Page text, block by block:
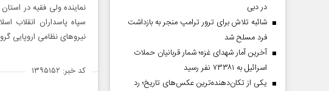
نماینده ولی فقیه در
سپاه پاسداران انقلاب
نیروهای نظامی اروپایی
کد خبر: ۱۳۹۵۱۵۲
در دبی
شائبه تلاش برای ترور ترامپ منجر به بازداشت
فرد مسلح شد
آخرین آمار شهدای غزه؛ شمار قربانیان حملات
اسرائیل به ۷۳۳۸۱ نفر رسید
یکی از تکان‌دهنده‌ترین عکس‌های تاریخ؛ رد